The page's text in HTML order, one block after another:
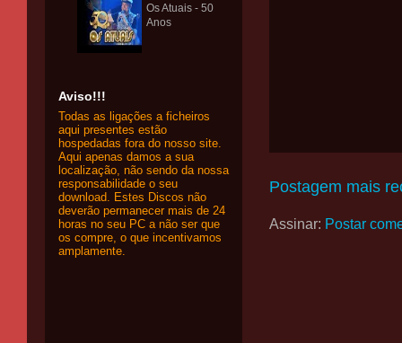
Postagem mais
Assinar: Postar
Os Atuais - 50
Anos
Aviso!!!
Todas as ligações a ficheiros
aqui presentes estão
hospedadas fora do nosso site.
Aqui apenas damos a sua
localização, não sendo da nossa
responsabilidade o seu
download. Estes Discos não
deverão permanecer mais de 24
horas no seu PC a não ser que
os compre, o que incentivamos
amplamente.